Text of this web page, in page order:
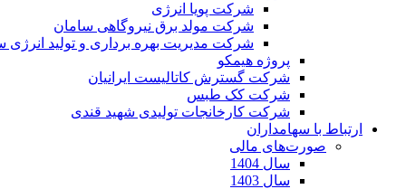
شرکت پویا انرژی
شرکت مولد برق نیروگاهی سامان
شرکت مدیریت بهره برداری و تولید انرژی
پروژه هیمکو
شرکت گسترش کاتالیست ایرانیان
شرکت کک طبس
شرکت کارخانجات تولیدی شهید قندی
ارتباط با سهامداران
صورت‌های مالی
سال 1404
سال 1403